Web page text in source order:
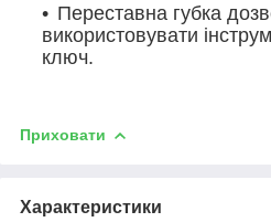
Переставна губка
використовувати
ключ.
Приховати
Характеристики